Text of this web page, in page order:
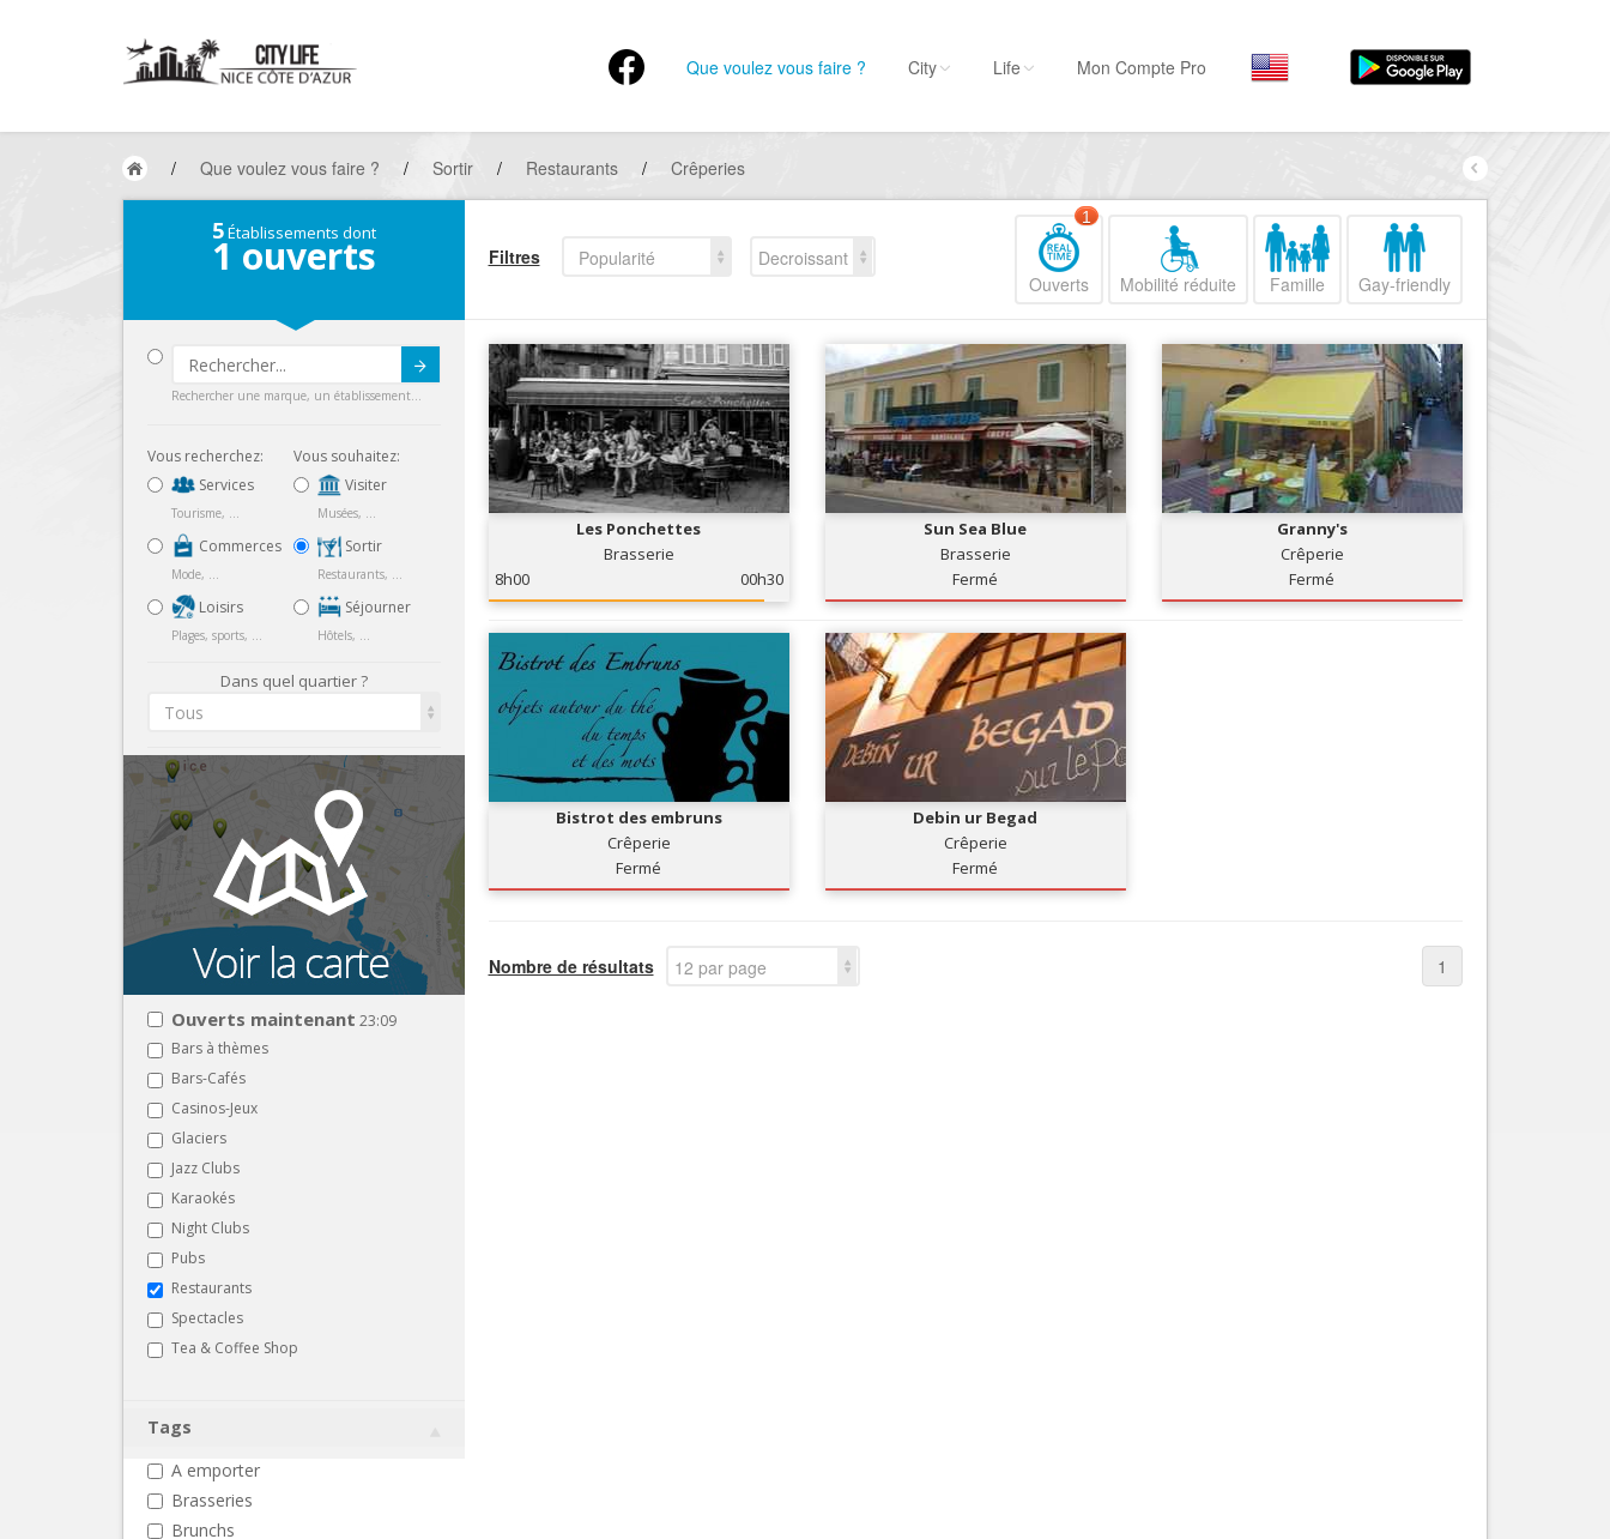
Que voulez vous faire ?
Hôtels, ...
Visiter
Sortir
Restaurants, ...
Commerces
Mode, ...
Loisirs
Plages, sports, ...
Tourisme, ...
Par quartiers
Nice Promenade du
Nice le Port
Nice le Vieux Nice
Nice le Coeur de Ville
Nice les Collines Niçoises
Nice le petit Marais Niçois
Nice la plaine du Var
Nice Aéroport
City Life Mon Compte Pro
/ Que voulez vous faire ? / Sortir / Restaurants / Crêperies
5Établissements dont
1 ouverts
Rechercher une marque, un établissement...
Vous recherchez:
Services
Tourisme, ...
Commerces
Mode, ...
Loisirs
Plages, sports, ...
Vous souhaitez:
Visiter
Musées, ...
Sortir
Restaurants, ...
Séjourner
Hôtels, ...
Dans quel quartier ?
Tous
Ouverts maintenant 23:09
Bars à thèmes
Bars-Cafés
Casinos-Jeux
Glaciers
Jazz Clubs
Karaokés
Night Clubs
Pubs
Restaurants
Spectacles
Tea & Coffee Shop
Tags
A emporter
Brasseries
Brunchs
Filtres Popularité
Decroissant
Ouverts
1
Mobilité réduite Famille Gay-friendly
Les Ponchettes
Brasserie
8h00
00h30
Sun Sea Blue
Brasserie
Fermé
Granny's
Crêperie
Fermé
Bistrot des embruns
Crêperie
Fermé
Debin ur Begad
Crêperie
Fermé
Nombre de résultats 12 par page 1